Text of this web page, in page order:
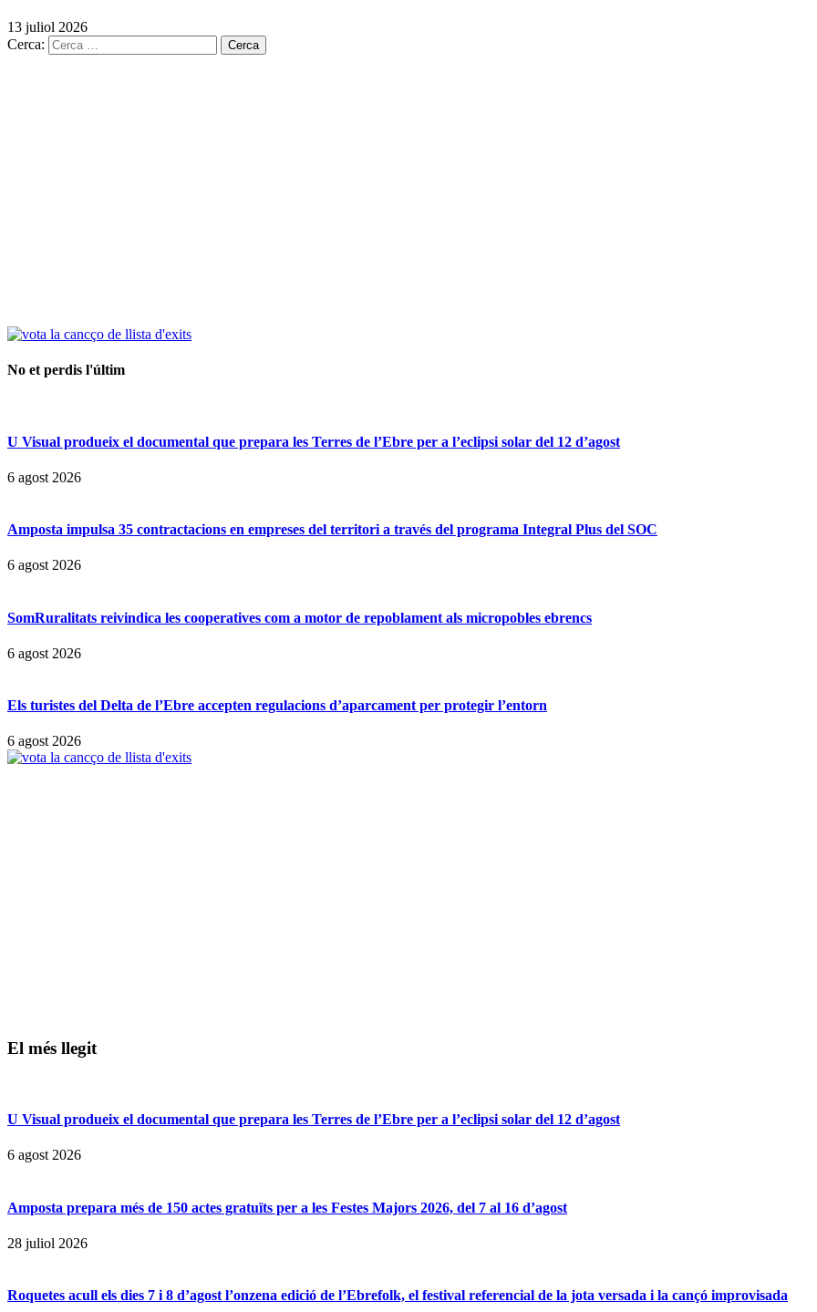
13 juliol 2026
Cerca:
No et perdis l'últim
U Visual produeix el documental que prepara les Terres de l’Ebre per a l’eclipsi solar del 12 d’agost
6 agost 2026
Amposta impulsa 35 contractacions en empreses del territori a través del programa Integral Plus del SOC
6 agost 2026
SomRuralitats reivindica les cooperatives com a motor de repoblament als micropobles ebrencs
6 agost 2026
Els turistes del Delta de l’Ebre accepten regulacions d’aparcament per protegir l’entorn
6 agost 2026
El més llegit
U Visual produeix el documental que prepara les Terres de l’Ebre per a l’eclipsi solar del 12 d’agost
6 agost 2026
Amposta prepara més de 150 actes gratuïts per a les Festes Majors 2026, del 7 al 16 d’agost
28 juliol 2026
Roquetes acull els dies 7 i 8 d’agost l’onzena edició de l’Ebrefolk, el festival referencial de la jota versada i la cançó improvisada